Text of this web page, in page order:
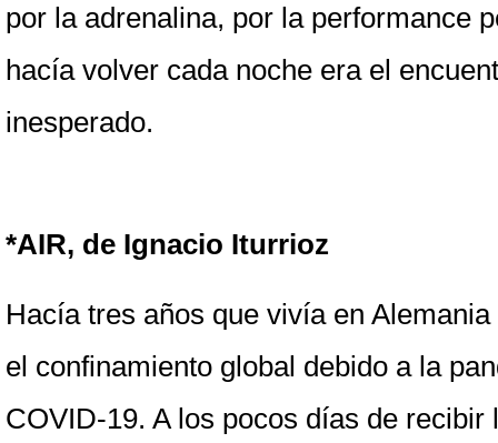
por la adrenalina, por la performance
hacía volver cada noche era el
inesperado.
*AIR, de Ignacio Iturrioz
Hacía tres años que vivía en
el confinamiento global debido a la
COVID-19. A los pocos días de recibir